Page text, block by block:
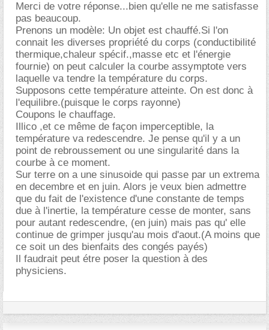
Merci de votre réponse...bien qu'elle ne me satisfasse
pas beaucoup.
Prenons un modèle: Un objet est chauffé.Si l'on
connait les diverses propriété du corps (conductibilité
thermique,chaleur spécif.,masse etc et l'énergie
fournie) on peut calculer la courbe assymptote vers
laquelle va tendre la température du corps.
Supposons cette température atteinte. On est donc à
l'equilibre.(puisque le corps rayonne)
Coupons le chauffage.
Illico ,et ce même de façon imperceptible, la
température va redescendre. Je pense qu'il y a un
point de rebroussement ou une singularité dans la
courbe à ce moment.
Sur terre on a une sinusoide qui passe par un extrema
en decembre et en juin. Alors je veux bien admettre
que du fait de l'existence d'une constante de temps
due à l'inertie, la température cesse de monter, sans
pour autant redescendre, (en juin) mais pas qu' elle
continue de grimper jusqu'au mois d'aout.(A moins que
ce soit un des bienfaits des congés payés)
Il faudrait peut étre poser la question à des
physiciens.